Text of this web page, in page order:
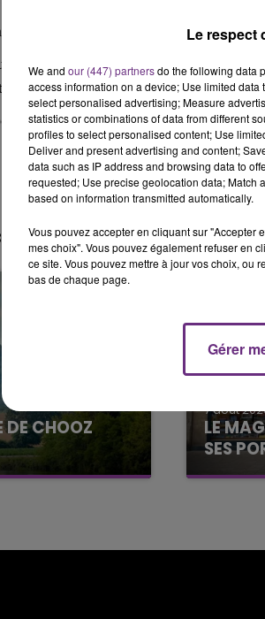
LE
cinquantaine d’années, n’a pas
régional, « la gendarmerie
déterminer les causes de la mort
DE CHOOZ
la centrale
7 août
LE
SES
C'était
Le respect
We and our (447) partnersdo the following data
access information on a device; Use limited
select personalised advertising; Measure
statistics or combinations of data from different
profiles to select personalised content; Use
Deliver and present advertising and content;
data such as IP address and browsing data to
requested; Use precise geolocation data; Match
based on information transmitted automatically.
Vous pouvez accepter en cliquant sur "Accepter
mes choix". Vous pouvez également refuser en
ce site. Vous pouvez mettre à jour vos choix, ou
bas de chaque page.
Gérer